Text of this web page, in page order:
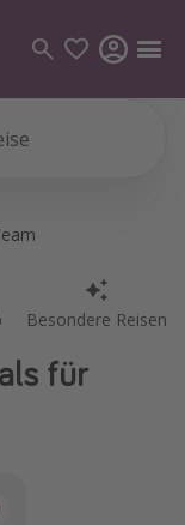
Besondere Reisen
für